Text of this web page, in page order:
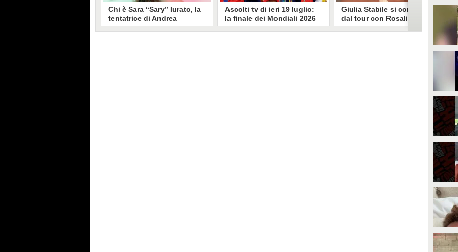
Chi è Sara “Sary” Iurato, la
tentatrice di Andrea
Petraroli a Temptation
Ascolti tv di ieri 19 luglio:
la finale dei Mondiali 2026
Spagna-Argentina
Giulia Stabile si confessa
dal tour con Rosalia: "Non
sono stata bene, costretta